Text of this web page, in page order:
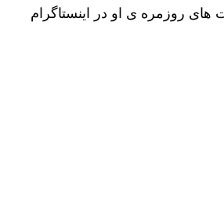
های روزمره ی او در اینستاگرام